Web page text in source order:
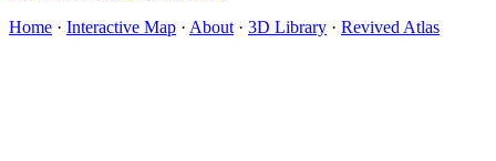
Home · Interactive Map · About · 3D Library · Revived Atlas